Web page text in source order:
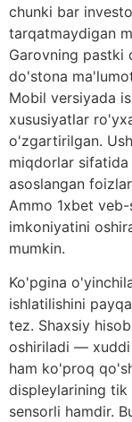
chunki bar
tarqatmaydigan
Garovning pastki
do'stona
Mobil versiyada
xususiyatlar
o'zgartirilgan.
miqdorlar
asoslangan
Ammo 1xbet
imkoniyatini
mumkin.
Ko'pgina
ishlatilishini
tez. Shaxsiy
oshiriladi — xuddi
ham ko'proq
displeylarining tik
sensorli hamdir.